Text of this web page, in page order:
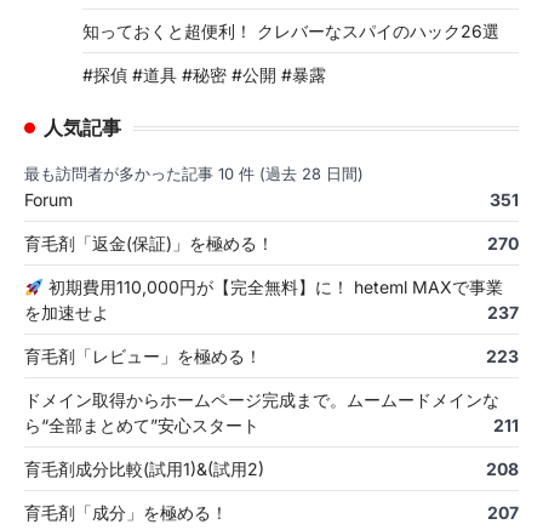
知っておくと超便利！ クレバーなスパイのハック26選
#探偵 #道具 #秘密 #公開 #暴露
人気記事
最も訪問者が多かった記事 10 件 (過去 28 日間)
Forum 351
育毛剤「返金(保証)」を極める！ 270
初期費用110,000円が【完全無料】に！ heteml MAXで事業
を加速せよ
237
育毛剤「レビュー」を極める！ 223
ドメイン取得からホームページ完成まで。ムームードメインな
ら“全部まとめて”安心スタート
211
育毛剤成分比較(試用1)&(試用2) 208
育毛剤「成分」を極める！ 207